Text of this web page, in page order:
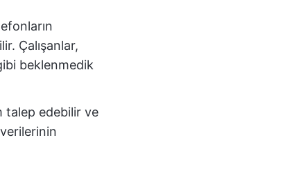
Çalışanlar,
beklenmedik
talep edebilir ve